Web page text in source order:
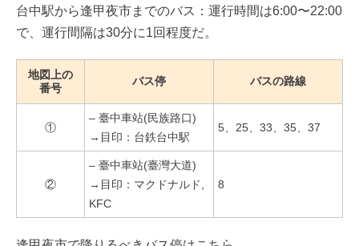
台中駅から逢甲夜市までのバス：運行時間は6:00〜22:00
で、運行間隔は30分に1回程度だ。
地図上の
番号
バス停 バスの路線
①
– 臺中車站(民族路口)
→目印：台鉄台中駅
5、25、33、35、37
②
– 臺中車站(臺灣大道)
→目印：マクドナルド,
KFC
8